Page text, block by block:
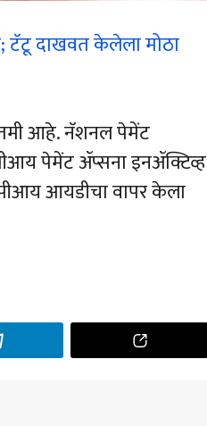
टॅटू दाखवत केलेला मोठा
आहे. नॅशनल पेमेंट
पेमेंट ॲप्सना इनॲक्टिव्ह
आयडीचा वापर केला